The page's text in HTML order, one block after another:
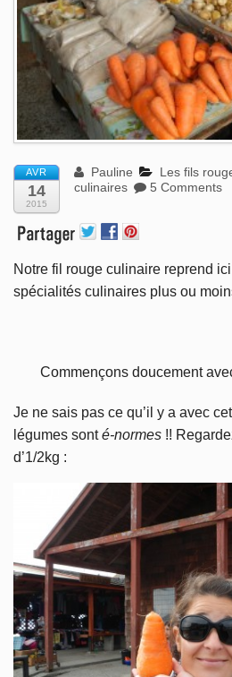
AVR
14
2015
Pauline Les fils
culinaires
5 Comments
Notre fil rouge culinaire reprend
spécialités culinaires plus ou
Commençons doucement
Je ne sais pas ce qu’il y a avec
légumes sonté-normes !!
d’1/2kg :